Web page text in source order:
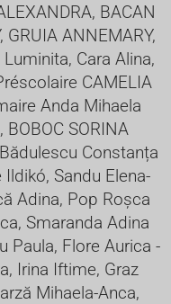
BACAN
GRUIA ANNEMARY,
Cara Alina,
CAMELIA
Anda Mihaela
SORINA
Constanța
Sandu Elena-
Adina, Pop Roșca
Smaranda Adina
Paula, Flore Aurica -
Irina Iftime, Graz
Mihaela-Anca,